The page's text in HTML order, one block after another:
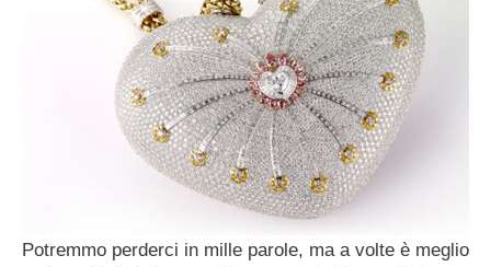
Potremmo perderci in mille parole, ma a volte è meglio